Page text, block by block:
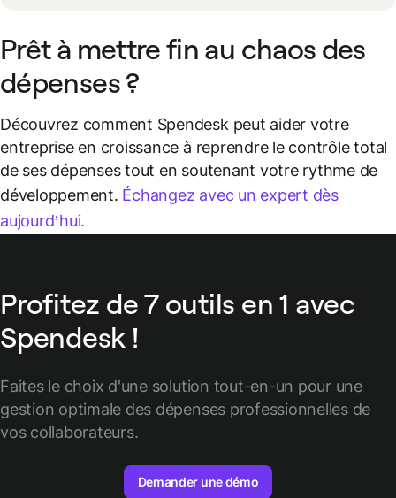
Prêt à mettre fin au chaos des
dépenses ?
Découvrez comment Spendesk peut aider votre
entreprise en croissance à reprendre le contrôle total
de ses dépenses tout en soutenant votre rythme de
développement. Échangez avec un expert dès
aujourd’hui.
Profitez de 7 outils en 1 avec
Spendesk !
Faites le choix d'une solution tout-en-un pour une
gestion optimale des dépenses professionnelles de
vos collaborateurs.
Demander une démo